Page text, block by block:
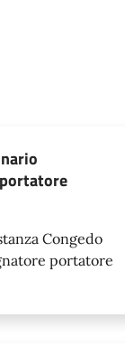
Congedo
portatore